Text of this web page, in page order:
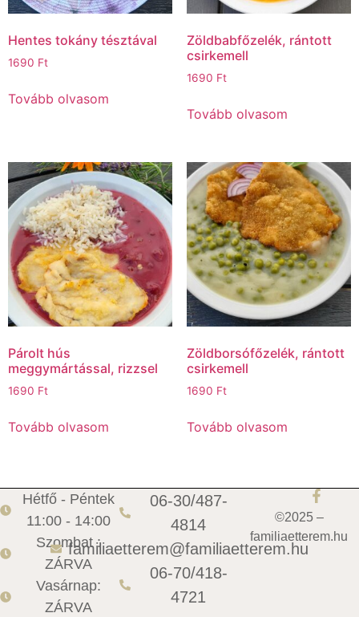
Hentes tokány tésztával
1690 Ft
Tovább olvasom
Zöldbabfőzelék, rántott
csirkemell
1690 Ft
Tovább olvasom
Párolt hús
meggymártással, rizzsel
1690 Ft
Tovább olvasom
Zöldborsófőzelék, rántott
csirkemell
1690 Ft
Tovább olvasom
Hétfő - Péntek
11:00 - 14:00
Szombat :
ZÁRVA
Vasárnap:
ZÁRVA
06-30/487-
4814
familiaetterem@familiaetterem.hu
06-70/418-
4721
©2025 –
familiaetterem.hu